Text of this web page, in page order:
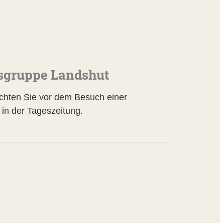
Landshut
Sie vor dem Besuch einer
der Tageszeitung.